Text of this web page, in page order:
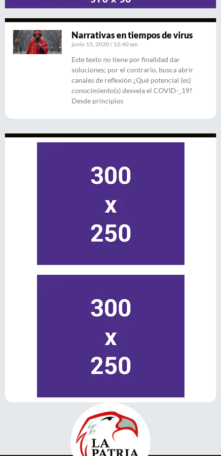
Narrativas en tiempos de virus
junio 15, 2020 12:40 am
Este texto no tiene por finalidad dar
soluciones; por el contrario, busca abrir
canales de reflexión ¿Qué potencial (es)
conocimiento(s) desvela el COVID-_19?
Desde principios